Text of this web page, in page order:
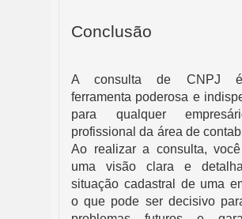
Conclusão
A consulta de CNPJ
ferramenta poderosa e
para qualquer
profissional da área de
Ao realizar a consulta,
uma visão clara e
situação cadastral de uma
o que pode ser decisivo